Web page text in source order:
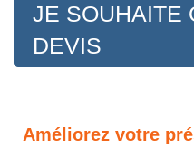
JE SOUHAITE
DEVIS
Améliorez votre